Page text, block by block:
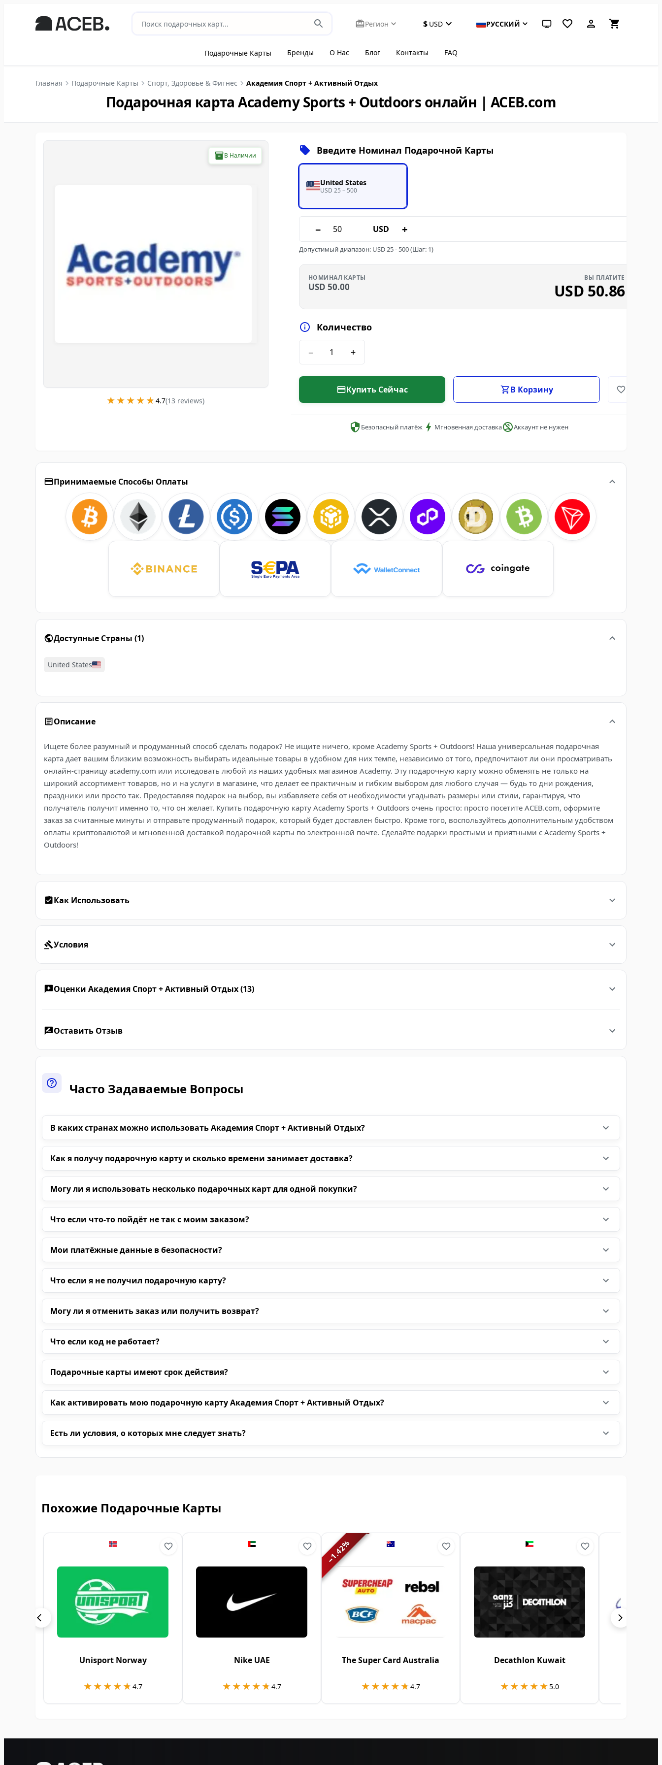
Регион $ USD РУССКИЙ Системная тема (нажмите для
Подарочные Карты Бренды О Нас Блог Контакты FAQ
Главная Подарочные Карты Спорт, Здоровье & Фитнес Академия Спорт + Активный Отдых
Подарочная карта Academy Sports + Outdoors онлайн | ACEB.com
В Наличии
★★★★★
★★★★★ 4.7(13 reviews)
Введите Номинал Подарочной Карты
United States
USD 25 – 500
− USD +
Допустимый диапазон: USD25- 500(Шаг: 1)
НОМИНАЛ КАРТЫ
USD 50.00
ВЫ ПЛАТИТЕ
USD 50.86
Количество
− +
Купить Сейчас В Корзину
Безопасный платёж Мгновенная доставка Аккаунт не нужен
Принимаемые Способы Оплаты
Доступные Страны (1)
United States
Описание
Ищете более разумный и продуманный способ сделать подарок? Не ищите ничего, кроме Academy Sports + Outdoors! Наша универсальная подарочная
карта дает вашим близким возможность выбирать идеальные товары в удобном для них темпе, независимо от того, предпочитают ли они просматривать
онлайн-страницу academy.com или исследовать любой из наших удобных магазинов Academy. Эту подарочную карту можно обменять не только на
широкий ассортимент товаров, но и на услуги в магазине, что делает ее практичным и гибким выбором для любого случая — будь то дни рождения,
праздники или просто так. Предоставляя подарок на выбор, вы избавляете себя от необходимости угадывать размеры или стили, гарантируя, что
получатель получит именно то, что он желает. Купить подарочную карту Academy Sports + Outdoors очень просто: просто посетите ACEB.com, оформите
заказ за считанные минуты и отправьте продуманный подарок, который будет доставлен быстро. Кроме того, воспользуйтесь дополнительным удобством
оплаты криптовалютой и мгновенной доставкой подарочной карты по электронной почте. Сделайте подарки простыми и приятными с Academy Sports +
Outdoors!
Как Использовать
Условия
Оценки Академия Спорт + Активный Отдых (13)
Оставить Отзыв
Часто Задаваемые Вопросы
В каких странах можно использовать Академия Спорт + Активный Отдых?
Как я получу подарочную карту и сколько времени занимает доставка?
Могу ли я использовать несколько подарочных карт для одной покупки?
Что если что-то пойдёт не так с моим заказом?
Мои платёжные данные в безопасности?
Что если я не получил подарочную карту?
Могу ли я отменить заказ или получить возврат?
Что если код не работает?
Подарочные карты имеют срок действия?
Как активировать мою подарочную карту Академия Спорт + Активный Отдых?
Есть ли условия, о которых мне следует знать?
Похожие Подарочные Карты
Unisport Norway
★★★★★
★★★★★ 4.7
Nike UAE
★★★★★
★★★★★ 4.7
−
1.42
%
The Super Card Australia
★★★★★
★★★★★ 4.7
Decathlon Kuwait
★★★★★
★★★★★5.0